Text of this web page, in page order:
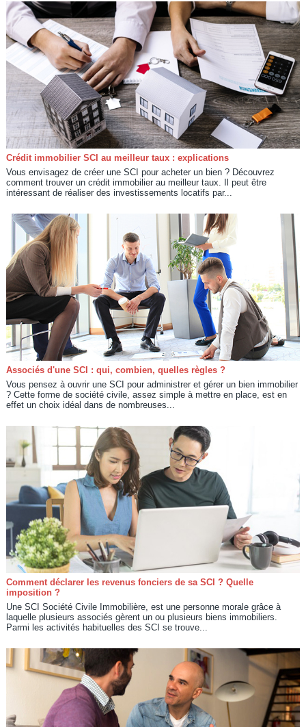
Crédit immobilier SCI au meilleur taux : explications
Vous envisagez de créer une SCI pour acheter un bien ? Découvrez
comment trouver un crédit immobilier au meilleur taux. Il peut être
intéressant de réaliser des investissements locatifs par...
Associés d'une SCI : qui, combien, quelles règles ?
Vous pensez à ouvrir une SCI pour administrer et gérer un bien immobilier
? Cette forme de société civile, assez simple à mettre en place, est en
effet un choix idéal dans de nombreuses...
Comment déclarer les revenus fonciers de sa SCI ? Quelle
imposition ?
Une SCI Société Civile Immobilière, est une personne morale grâce à
laquelle plusieurs associés gèrent un ou plusieurs biens immobiliers.
Parmi les activités habituelles des SCI se trouve...